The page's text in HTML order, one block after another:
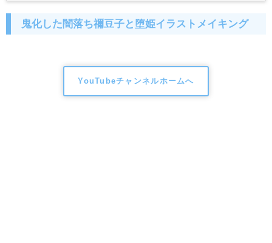
鬼化した闇落ち禰豆子と堕姫イラストメイキング
YouTubeチャンネルホームへ